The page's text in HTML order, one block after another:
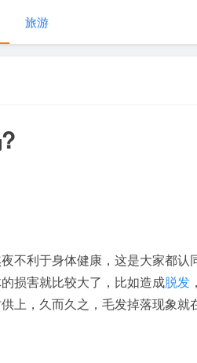
旅游
利于身体健康，这是大家都认
损害就比较大了，比如造成脱发
上，久而久之，毛发掉落现象就